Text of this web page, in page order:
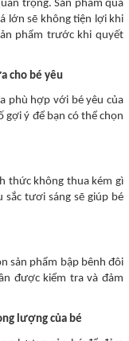
trọng. Sản phẩm quá
lớn sẽ không tiện lợi khi
phẩm trước khi quyết
cho bé yêu
phù hợp với bé yêu của
gợi ý để bạn có thể chọn
thức không thua kém gì
sắc tươi sáng sẽ giúp bé
sản phẩm bập bênh đôi
được kiểm tra và đảm
lượng của bé